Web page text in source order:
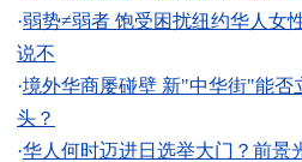
·弱势≠弱者 饱受困扰纽约华人女
说不
·境外华商屡碰壁 新"中华街"能否
头？
·华人何时迈进日选举大门？前景